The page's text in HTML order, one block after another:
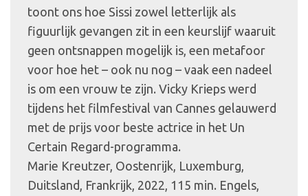
toont ons hoe Sissi zowel letterlijk als
figuurlijk gevangen zit in een keurslijf waaruit
geen ontsnappen mogelijk is, een metafoor
voor hoe het – ook nu nog – vaak een nadeel
is om een vrouw te zijn. Vicky Krieps werd
tijdens het filmfestival van Cannes gelauwerd
met de prijs voor beste actrice in het Un
Certain Regard-programma.
Marie Kreutzer, Oostenrijk, Luxemburg,
Duitsland, Frankrijk, 2022, 115 min. Engels,